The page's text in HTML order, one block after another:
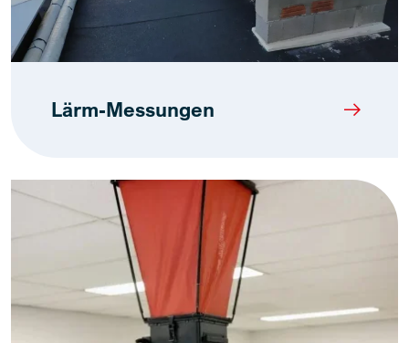
Lärm-Messungen